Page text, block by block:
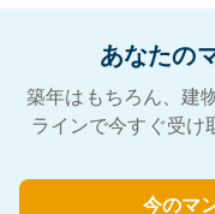
あなたの
築年はもちろん、建
ラインで今すぐ受け
今のマ